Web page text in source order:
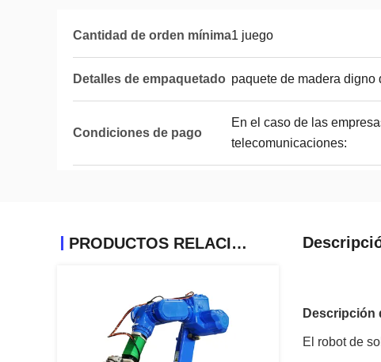
Cantidad de orden mínima1 juego
Detalles de empaquetado paquete de madera digno
Condiciones de pago
En el caso de las
telecomunicaciones:
PRODUCTOS RELACIONADOS
Descripción
El robot de